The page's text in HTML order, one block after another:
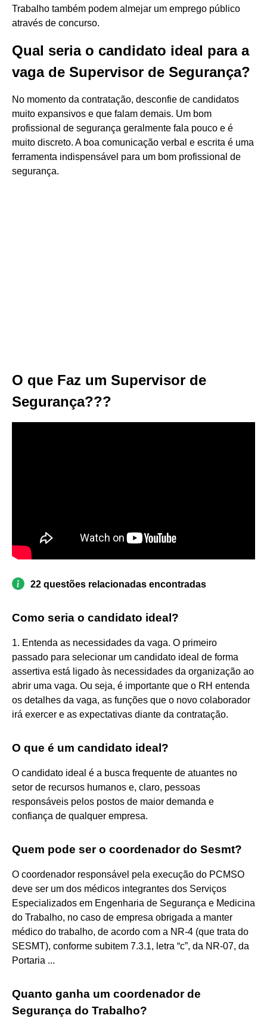
Trabalho também podem almejar um emprego público
através de concurso.
Qual seria o candidato ideal para a
vaga de Supervisor de Segurança?
No momento da contratação, desconfie de candidatos
muito expansivos e que falam demais. Um bom
profissional de segurança geralmente fala pouco e é
muito discreto. A boa comunicação verbal e escrita é uma
ferramenta indispensável para um bom profissional de
segurança.
O que Faz um Supervisor de
Segurança???
22 questões relacionadas encontradas
Como seria o candidato ideal?
1. Entenda as necessidades da vaga. O primeiro
passado para selecionar um candidato ideal de forma
assertiva está ligado às necessidades da organização ao
abrir uma vaga. Ou seja, é importante que o RH entenda
os detalhes da vaga, as funções que o novo colaborador
irá exercer e as expectativas diante da contratação.
O que é um candidato ideal?
O candidato ideal é a busca frequente de atuantes no
setor de recursos humanos e, claro, pessoas
responsáveis pelos postos de maior demanda e
confiança de qualquer empresa.
Quem pode ser o coordenador do Sesmt?
O coordenador responsável pela execução do PCMSO
deve ser um dos médicos integrantes dos Serviços
Especializados em Engenharia de Segurança e Medicina
do Trabalho, no caso de empresa obrigada a manter
médico do trabalho, de acordo com a NR-4 (que trata do
SESMT), conforme subitem 7.3.1, letra “c”, da NR-07, da
Portaria ...
Quanto ganha um coordenador de
Segurança do Trabalho?